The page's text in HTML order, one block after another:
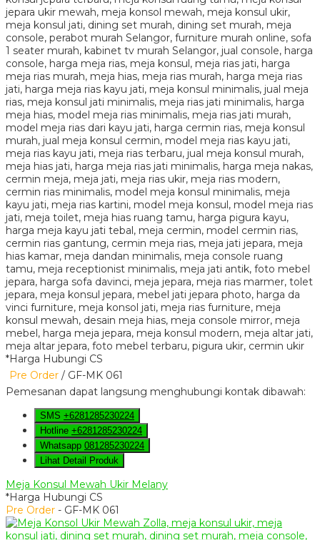
*Harga Hubungi CS
Pre Order / GF-MK 061
Pemesanan dapat langsung menghubungi kontak dibawah:
SMS +6281285230224
Hotline +6281285230224
Whatsapp 081285230224
Lihat Detail Produk
Meja Konsul Mewah Ukir Melany
*Harga Hubungi CS
Pre Order - GF-MK 061